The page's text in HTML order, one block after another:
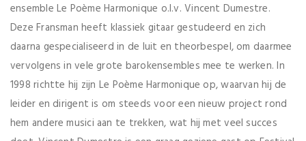
ensemble Le Poème Harmonique o.l.v. Vincent Dumestre.
Deze Fransman heeft klassiek gitaar gestudeerd en zich
daarna gespecialiseerd in de luit en theorbespel, om daarmee
vervolgens in vele grote barokensembles mee te werken. In
1998 richtte hij zijn Le Poème Harmonique op, waarvan hij de
leider en dirigent is om steeds voor een nieuw project rond
hem andere musici aan te trekken, wat hij met veel succes